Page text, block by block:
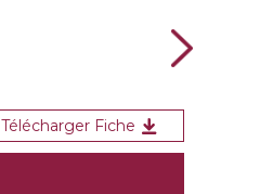
Télécharger Fiche